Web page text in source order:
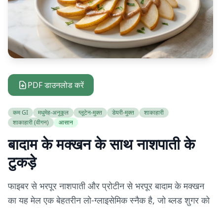
PDF डाउनलोड करें
कम GI मधुमेह-अनुकूल ग्लूटेन-मुक्त डेयरी-मुक्त
शाकाहारी
शाकाहारी (वीगन)
आसान
बादाम के मक्खन के साथ नाशपाती के
टुकड़े
फाइबर से भरपूर नाशपाती और प्रोटीन से भरपूर बादाम के मक्खन
का यह मेल एक बेहतरीन लो-ग्लाइसेमिक स्नैक है, जो ब्लड शुगर को